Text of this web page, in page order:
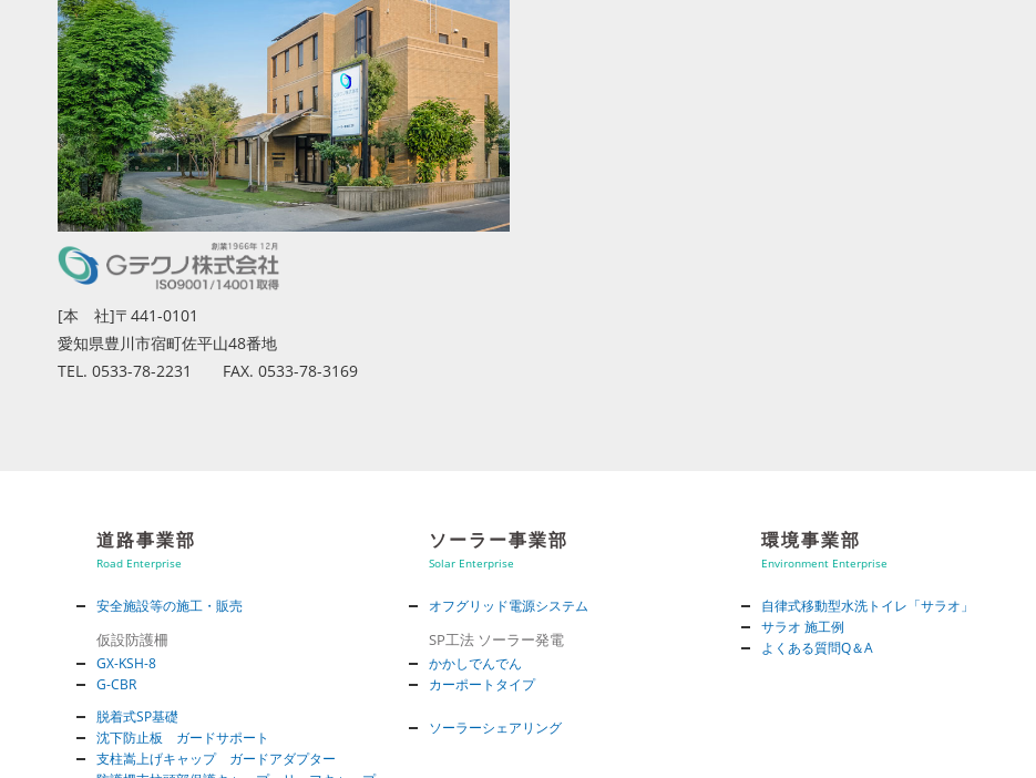
[本 社]〒441-0101
愛知県豊川市宿町佐平山48番地
TEL. 0533-78-2231 FAX. 0533-78-3169
道路事業部
Road Enterprise
安全施設等の施工・販売
仮設防護柵
GX-KSH-8
G-CBR
脱着式SP基礎
沈下防止板 ガードサポート
支柱嵩上げキャップ ガードアダプター
ソーラー事業部
Solar Enterprise
オフグリッド電源システム
SP工法 ソーラー発電
かかしでんでん
カーポートタイプ
ソーラーシェアリング
環境事業部
Environment Enterprise
自律式移動型水洗トイレ「サラオ」
サラオ 施工例
よくある質問Q＆A